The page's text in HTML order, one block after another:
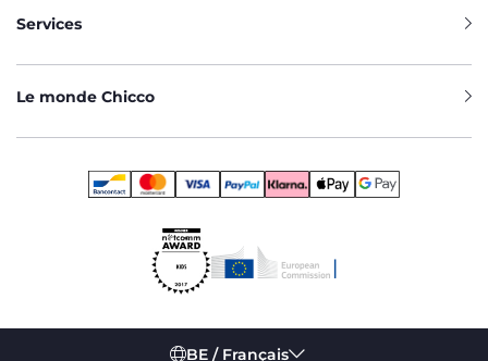
Services
Le monde Chicco
BE / Français